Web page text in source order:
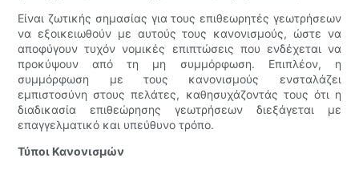
Είναι ζωτικής σημασίας για τους επιθεωρητές γεωτρήσεων
να εξοικειωθούν με αυτούς τους κανονισμούς, ώστε να
αποφύγουν τυχόν νομικές επιπτώσεις που ενδέχεται να
προκύψουν από τη μη συμμόρφωση. Επιπλέον, η
συμμόρφωση με τους κανονισμούς ενσταλάζει
εμπιστοσύνη στους πελάτες, καθησυχάζοντάς τους ότι η
διαδικασία επιθεώρησης γεωτρήσεων διεξάγεται με
επαγγελματικό και υπεύθυνο τρόπο.
Τύποι Κανονισμών